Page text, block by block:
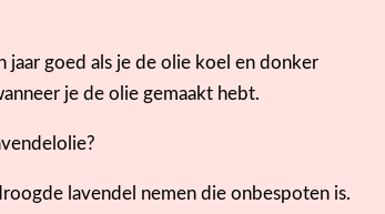
jaar goed als je de olie koel en donker
je de olie gemaakt hebt.
lavendel nemen die onbespoten is.